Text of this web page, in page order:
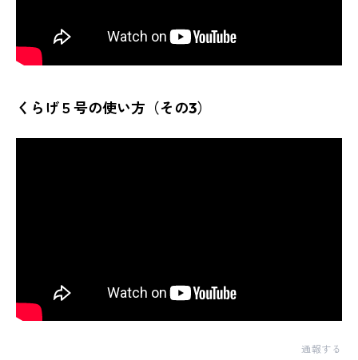
くらげ５号の使い方（その3）
通報する